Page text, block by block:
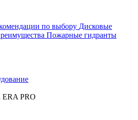
по выбору Дисковые
Пожарные гидранты
PRO